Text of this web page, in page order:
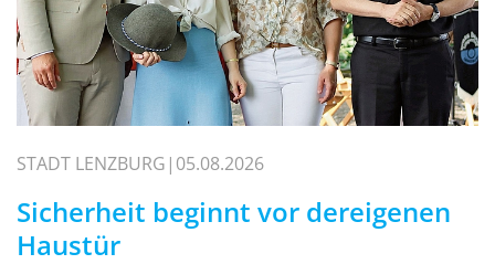
STADT LENZBURG 05.08.2026
Sicherheit beginnt vor dereigenen
Haustür